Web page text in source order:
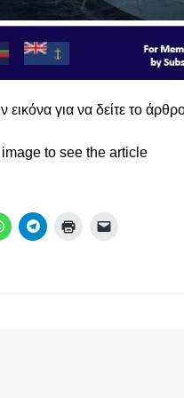
για να δείτε το
to see the article